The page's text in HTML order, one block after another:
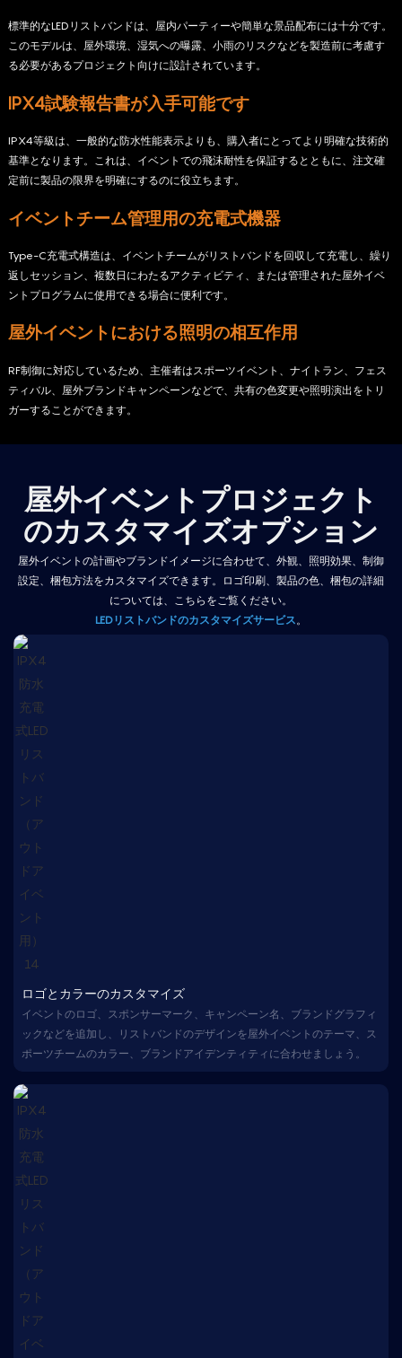
標準的なLEDリストバンドは、屋内パーティーや簡単な景品配布には十分です。
このモデルは、屋外環境、湿気への曝露、小雨のリスクなどを製造前に考慮す
る必要があるプロジェクト向けに設計されています。
IPX4試験報告書が入手可能です
IPX4等級は、一般的な防水性能表示よりも、購入者にとってより明確な技術的
基準となります。これは、イベントでの飛沫耐性を保証するとともに、注文確
定前に製品の限界を明確にするのに役立ちます。
イベントチーム管理用の充電式機器
Type-C充電式構造は、イベントチームがリストバンドを回収して充電し、繰り
返しセッション、複数日にわたるアクティビティ、または管理された屋外イベ
ントプログラムに使用できる場合に便利です。
屋外イベントにおける照明の相互作用
RF制御に対応しているため、主催者はスポーツイベント、ナイトラン、フェス
ティバル、屋外ブランドキャンペーンなどで、共有の色変更や照明演出をトリ
ガーすることができます。
屋外イベントプロジェクト
のカスタマイズオプション
屋外イベントの計画やブランドイメージに合わせて、外観、照明効果、制御
設定、梱包方法をカスタマイズできます。ロゴ印刷、製品の色、梱包の詳細
については、こちらをご覧ください。
LEDリストバンドのカスタマイズサービス。
ロゴとカラーのカスタマイズ
イベントのロゴ、スポンサーマーク、キャンペーン名、ブランドグラフィ
ックなどを追加し、リストバンドのデザインを屋外イベントのテーマ、ス
ポーツチームのカラー、ブランドアイデンティティに合わせましょう。